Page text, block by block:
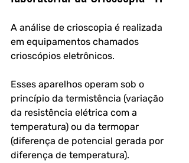
A análise de crioscopia é realizada
em equipamentos chamados
crioscópios eletrônicos.
Esses aparelhos operam sob o
princípio da termistência (variação
da resistência elétrica com a
temperatura) ou da termopar
(diferença de potencial gerada por
diferença de temperatura).